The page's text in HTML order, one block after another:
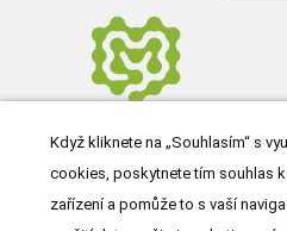
Když kliknete na „Souhlasím“ s
cookies, poskytnete tím souhlas
zařízení a pomůže to s vaší